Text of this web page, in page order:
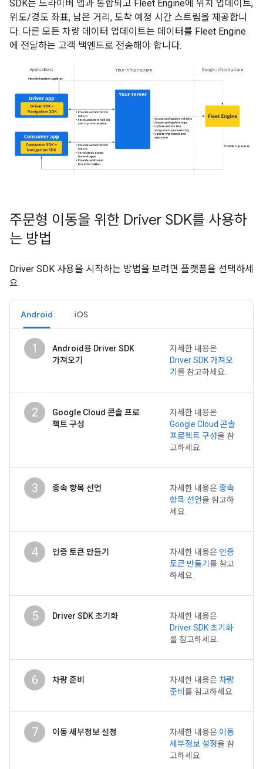
SDK는 드라이버 앱과 통합되고 Fleet Engine에 위치 업데이트,
위도/경도 좌표, 남은 거리, 도착 예정 시간 스트림을 제공합니
다. 다른 모든 차량 데이터 업데이트는 데이터를 Fleet Engine
에 전달하는 고객 백엔드로 전송해야 합니다.
주문형 이동을 위한 Driver SDK를 사용하
는 방법
Driver SDK 사용을 시작하는 방법을 보려면 플랫폼을 선택하세
요.
Android iOS
1
Android용 Driver SDK
가져오기
자세한 내용은
Driver SDK 가져오
기 를 참고하세요.
2
Google Cloud 콘솔 프로
젝트 구성
자세한 내용은
Google Cloud 콘솔
프로젝트 구성을 참
고하세요.
3 종속 항목 선언 자세한 내용은 종속
항목 선언을 참고하
세요.
4 인증 토큰 만들기 자세한 내용은 인증
토큰 만들기 를 참고
하세요.
5 Driver SDK 초기화
자세한 내용은
Driver SDK 초기화
를 참고하세요.
6 차량 준비 자세한 내용은 차량
준비 를 참고하세요.
7 이동 세부정보 설정 자세한 내용은 이동
세부정보 설정을 참
고하세요.